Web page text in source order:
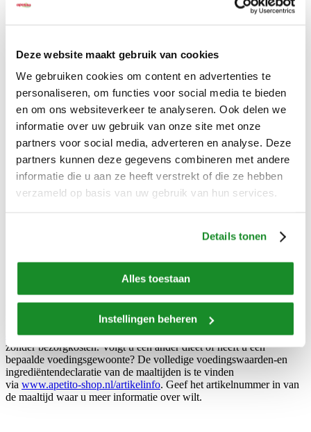
Deze website maakt gebruik van cookies
We gebruiken cookies om content en advertenties te
personaliseren, om functies voor social media te bieden
en om ons websiteverkeer te analyseren. Ook delen we
informatie over uw gebruik van onze site met onze
partners voor social media, adverteren en analyse. Deze
partners kunnen deze gegevens combineren met andere
informatie die u aan ze heeft verstrekt of die ze hebben
verzameld op basis van uw gebruik van hun services.
Details tonen
Alles toestaan
Instellingen beheren
19279 -Reepjes rundvlees in stroganoffsaus
Speciaal dieet of voedingsgewoonte?
kunt dan voor ons proefpakket natriumarm kiezen via
aanvragen | apetito maaltijdservice. Alles zonder verplichtingen en
zonder bezorgkosten. Volgt u een ander dieet of heeft u een
bepaalde voedingsgewoonte? De volledige voedingswaarden-en
ingrediëntendeclaratie van de maaltijden is te vinden
via www.apetito-shop.nl/artikelinfo. Geef het artikelnummer in van
de maaltijd waar u meer informatie over wilt.